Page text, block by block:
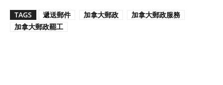
TAGS 遞送郵件 加拿大郵政
加拿大郵政服務
加拿大郵政罷工